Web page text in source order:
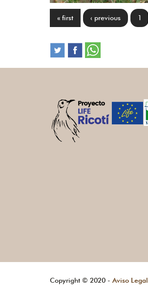
Pages
« first ‹ previous 1
Copyright © 2020 - Aviso Legal